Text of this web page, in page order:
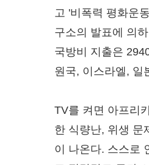
고 '비폭력 평화운
구소의 발표에 의
국방비 지출은
원국, 이스라엘, 일
TV를 켜면 아프리
한 식량난, 위생 문
이 나온다. 스스로